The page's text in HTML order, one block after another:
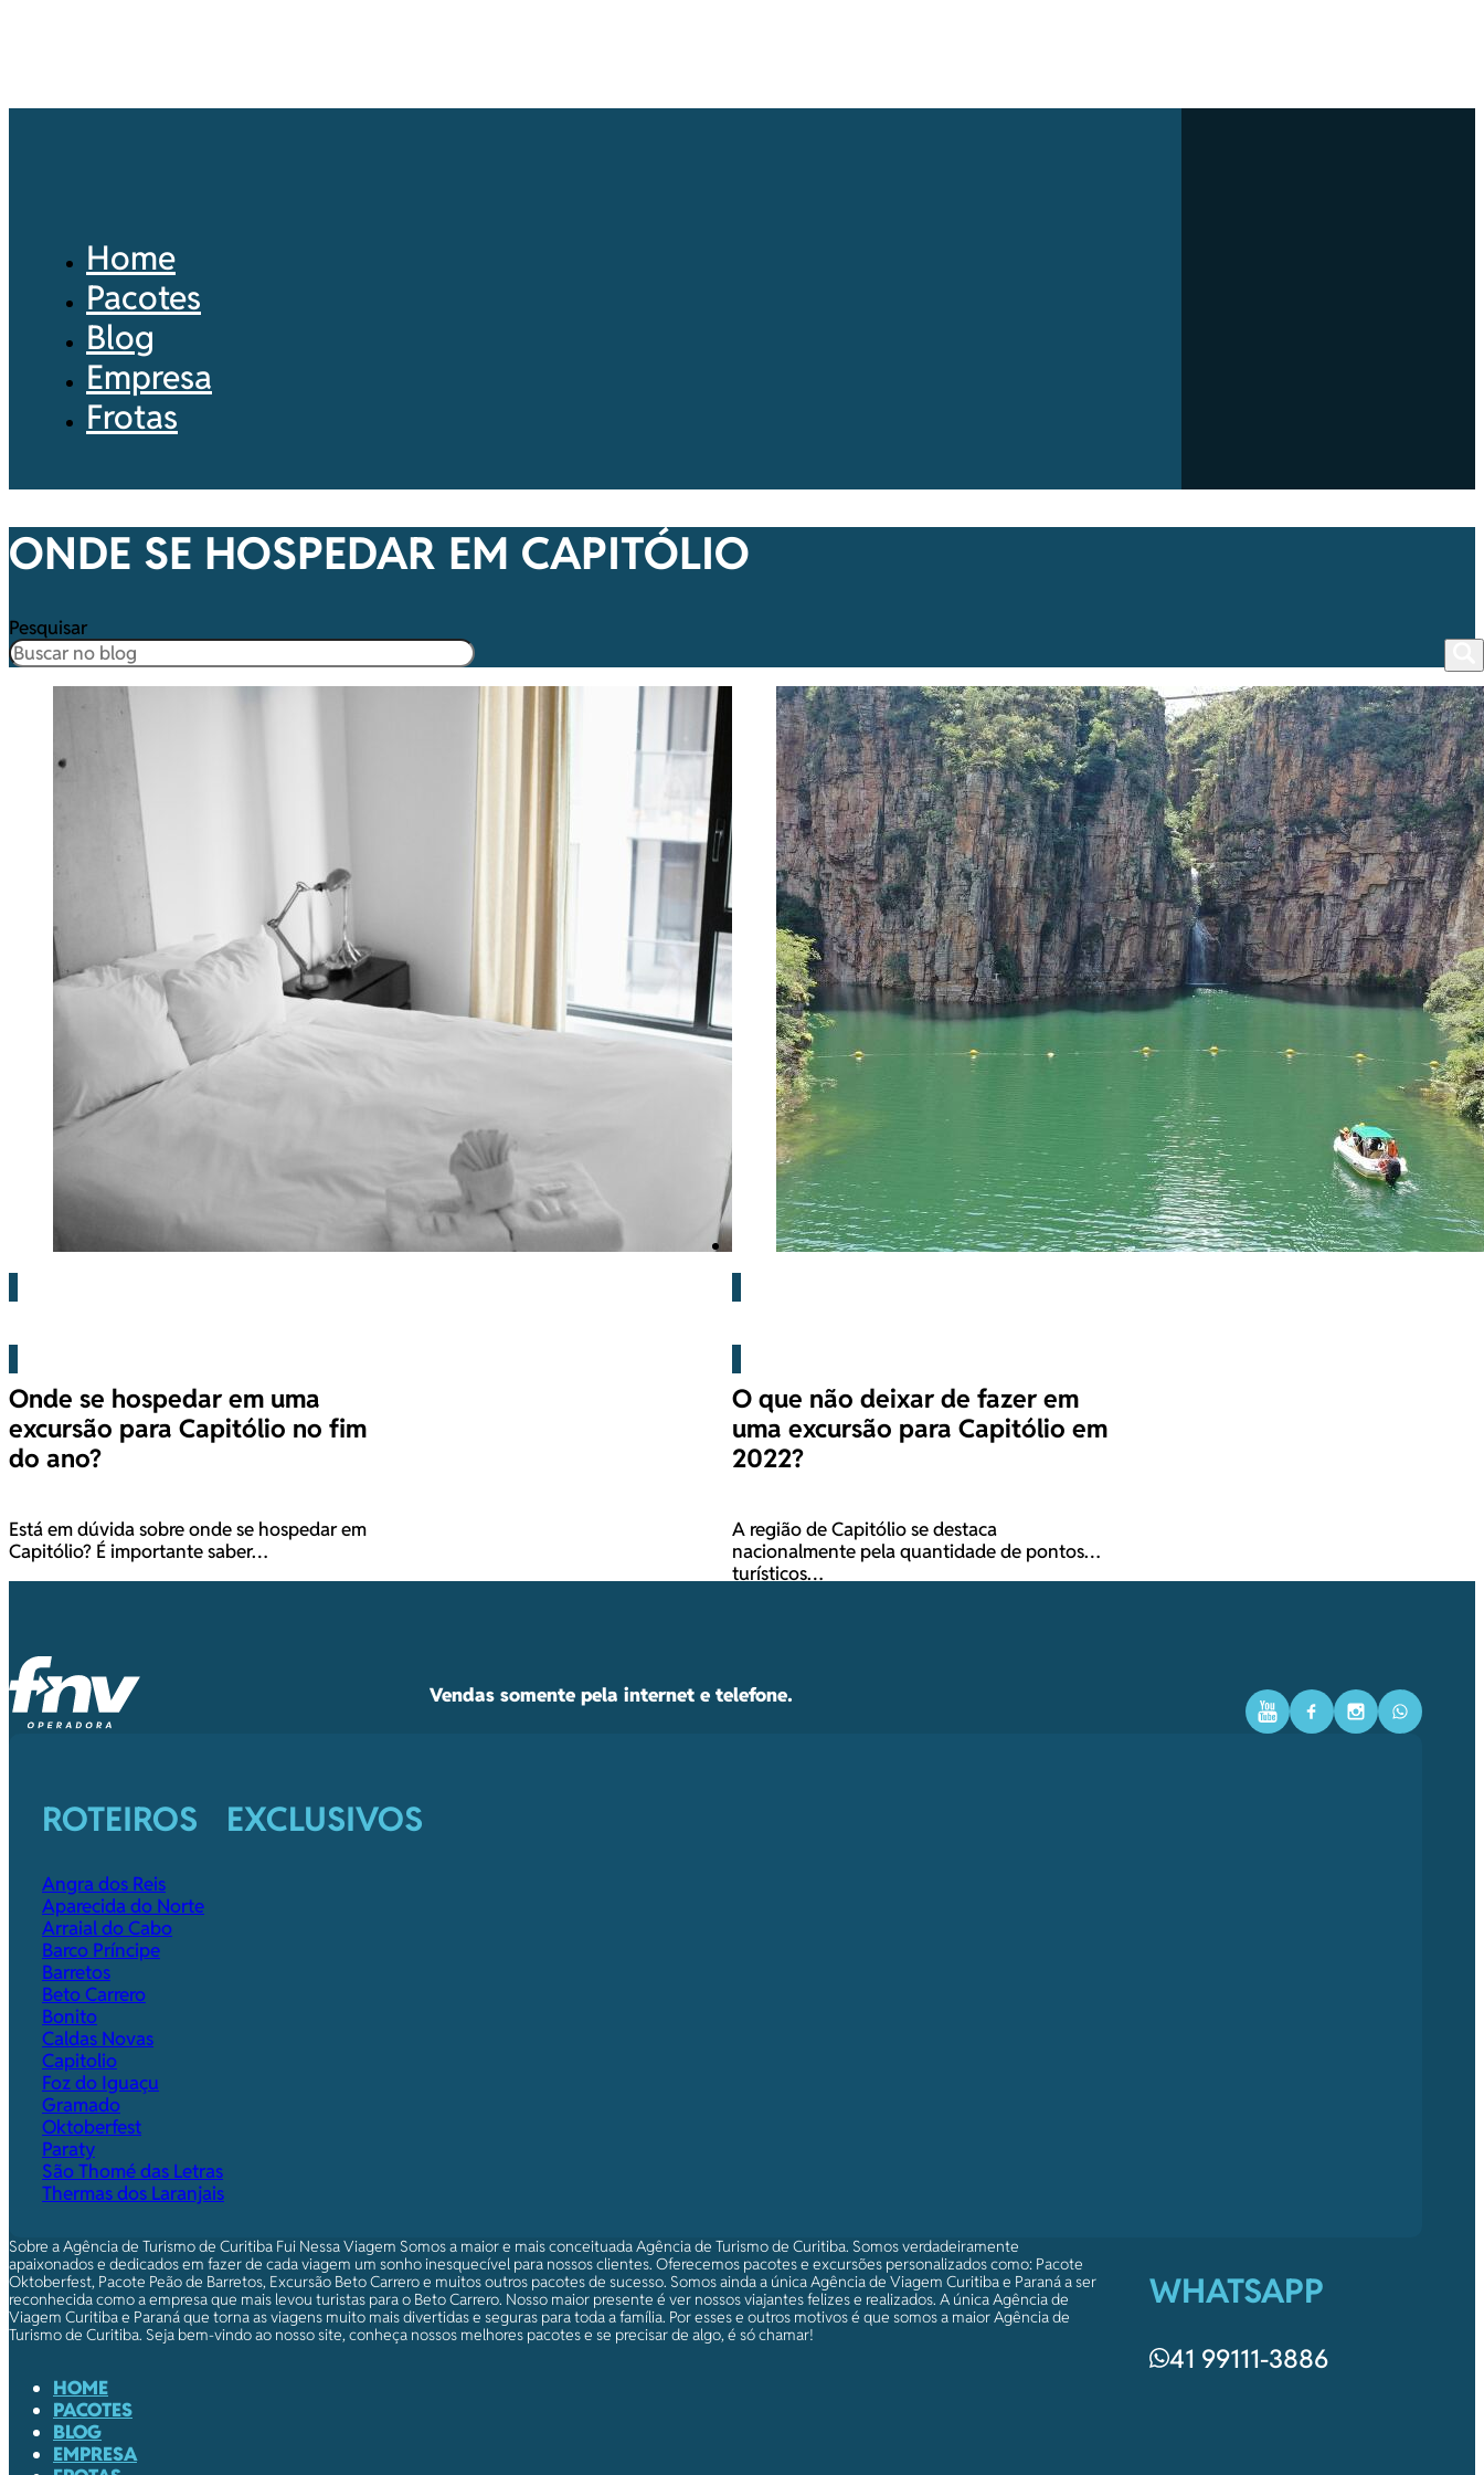
Home
Pacotes
Blog
Empresa
Frotas
ONDE SE HOSPEDAR EM CAPITÓLIO
Pesquisar
Onde se hospedar em uma
excursão para Capitólio no fim
do ano?
Está em dúvida sobre onde se hospedar em
Capitólio? É importante saber…
O que não deixar de fazer em
uma excursão para Capitólio em
2022?
A região de Capitólio se destaca
nacionalmente pela quantidade de pontos
turísticos…
Vendas somente pela internet e telefone.
YoutubeFacebookInstagram
ROTEIROS EXCLUSIVOS
Angra dos Reis
Aparecida do Norte
Arraial do Cabo
Barco Príncipe
Barretos
Beto Carrero
Bonito
Caldas Novas
Capitolio
Foz do Iguaçu
Gramado
Oktoberfest
Paraty
São Thomé das Letras
Thermas dos Laranjais
Sobre a Agência de Turismo de Curitiba Fui Nessa Viagem Somos a maior e mais conceituada Agência de Turismo de Curitiba. Somos verdadeiramente
apaixonados e dedicados em fazer de cada viagem um sonho inesquecível para nossos clientes. Oferecemos pacotes e excursões personalizados como: Pacote
Oktoberfest, Pacote Peão de Barretos, Excursão Beto Carrero e muitos outros pacotes de sucesso. Somos ainda a única Agência de Viagem Curitiba e Paraná a ser
reconhecida como a empresa que mais levou turistas para o Beto Carrero. Nosso maior presente é ver nossos viajantes felizes e realizados. A única Agência de
Viagem Curitiba e Paraná que torna as viagens muito mais divertidas e seguras para toda a família. Por esses e outros motivos é que somos a maior Agência de
Turismo de Curitiba. Seja bem-vindo ao nosso site, conheça nossos melhores pacotes e se precisar de algo, é só chamar!
HOME
PACOTES
BLOG
EMPRESA
WHATSAPP
41 99111-3886